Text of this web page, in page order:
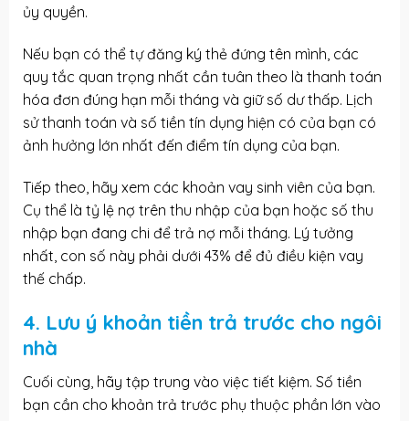
ủy quyền.
Nếu bạn có thể tự đăng ký thẻ đứng tên mình, các
quy tắc quan trọng nhất cần tuân theo là thanh toán
hóa đơn đúng hạn mỗi tháng và giữ số dư thấp. Lịch
sử thanh toán và số tiền tín dụng hiện có của bạn có
ảnh hưởng lớn nhất đến điểm tín dụng của bạn.
Tiếp theo, hãy xem các khoản vay sinh viên của bạn.
Cụ thể là tỷ lệ nợ trên thu nhập của bạn hoặc số thu
nhập bạn đang chi để trả nợ mỗi tháng. Lý tưởng
nhất, con số này phải dưới 43% để đủ điều kiện vay
thế chấp.
4. Lưu ý khoản tiền trả trước cho ngôi
nhà
Cuối cùng, hãy tập trung vào việc tiết kiệm. Số tiền
bạn cần cho khoản trả trước phụ thuộc phần lớn vào